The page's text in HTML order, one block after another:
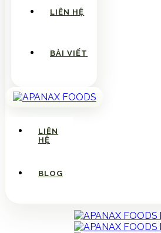
LIÊN HỆ
BÀI VIẾT
LIÊN
HỆ
BLOG